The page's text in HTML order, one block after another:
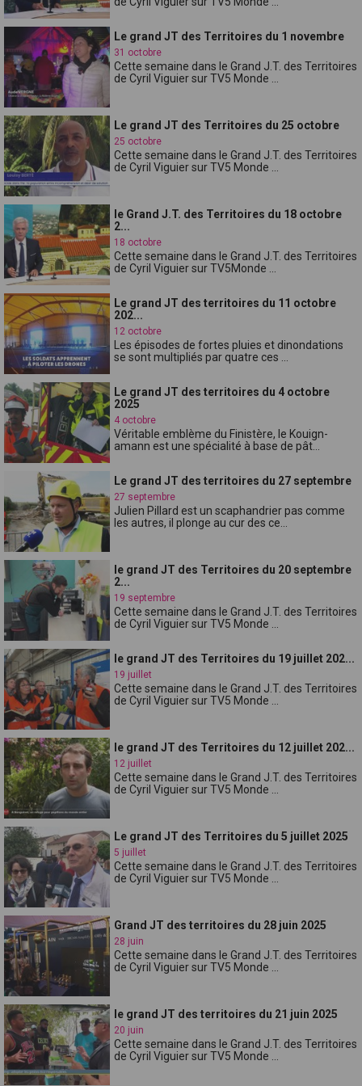
Le grand JT des Territoires du 1 novembre
31 octobre
Cette semaine dans le Grand J.T. des Territoires
de Cyril Viguier sur TV5 Monde ...
Le grand JT des Territoires du 25 octobre
25 octobre
Cette semaine dans le Grand J.T. des Territoires
de Cyril Viguier sur TV5 Monde ...
le Grand J.T. des Territoires du 18 octobre
2...
18 octobre
Cette semaine dans le Grand J.T. des Territoires
de Cyril Viguier sur TV5Monde ...
Le grand JT des territoires du 11 octobre
202...
12 octobre
Les épisodes de fortes pluies et dinondations
se sont multipliés par quatre ces ...
Le grand JT des territoires du 4 octobre
2025
4 octobre
Véritable emblème du Finistère, le Kouign-
amann est une spécialité à base de pât...
Le grand JT des territoires du 27 septembre
27 septembre
Julien Pillard est un scaphandrier pas comme
les autres, il plonge au cur des ce...
le grand JT des Territoires du 20 septembre
2...
19 septembre
Cette semaine dans le Grand J.T. des Territoires
de Cyril Viguier sur TV5 Monde ...
le grand JT des Territoires du 19 juillet 202...
19 juillet
Cette semaine dans le Grand J.T. des Territoires
de Cyril Viguier sur TV5 Monde ...
le grand JT des Territoires du 12 juillet 202...
12 juillet
Cette semaine dans le Grand J.T. des Territoires
de Cyril Viguier sur TV5 Monde ...
Le grand JT des Territoires du 5 juillet 2025
5 juillet
Cette semaine dans le Grand J.T. des Territoires
de Cyril Viguier sur TV5 Monde ...
Grand JT des territoires du 28 juin 2025
28 juin
Cette semaine dans le Grand J.T. des Territoires
de Cyril Viguier sur TV5 Monde ...
le grand JT des territoires du 21 juin 2025
20 juin
Cette semaine dans le Grand J.T. des Territoires
de Cyril Viguier sur TV5 Monde ...